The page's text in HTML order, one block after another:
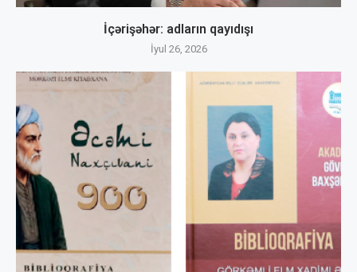
İçərişəhər: adların qayıdışı
İyul 26, 2026